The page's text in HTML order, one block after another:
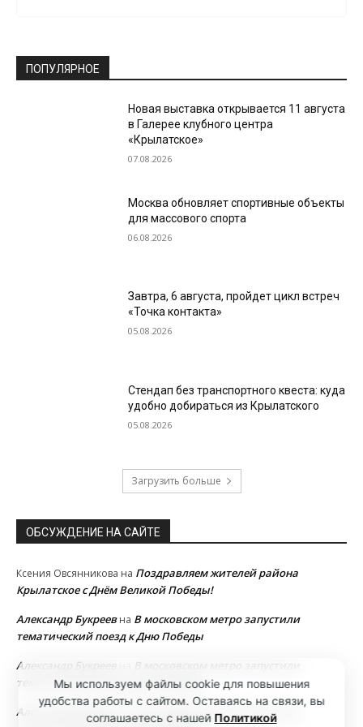
ПОПУЛЯРНОЕ
Новая выставка открывается 11 августа
в Галерее клубного центра
«Крылатское»
07.08.2026
Москва обновляет спортивные объекты
для массового спорта
06.08.2026
Завтра, 6 августа, пройдет цикл встреч
«Точка контакта»
05.08.2026
Стендап без транспортного квеста: куда
удобно добираться из Крылатского
05.08.2026
Загрузить больше
ОБСУЖДЕНИЕ НА САЙТЕ
Ксения Овсянникова на Поздравляем жителей района
Крылатское с Днём Великой Победы!
Александр Букреевна В московском метро запустили
тематический поезд к Дню Победы
Александр Букреев
В московском метро запустили
тематический поезд к Дню Победы
Александр Букреев
В московском метро запустили
Мы используем файлы cookie для повышения
удобства работы с сайтом. Оставаясь на связи, вы
соглашаетесь с нашей Политикой